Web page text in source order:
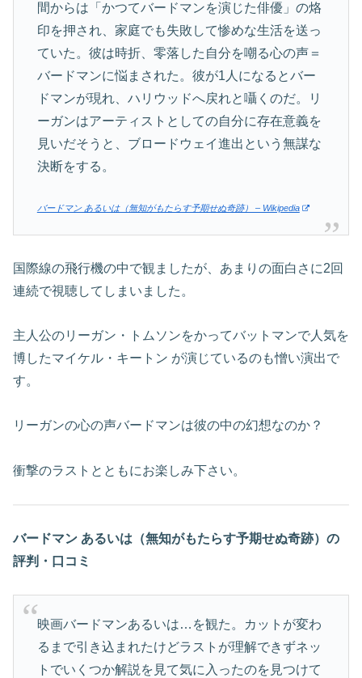
間からは「かつてバードマンを演じた俳優」の烙
印を押され、家庭でも失敗して惨めな生活を送っ
ていた。彼は時折、零落した自分を嘲る心の声＝
バードマンに悩まされた。彼が1人になるとバー
ドマンが現れ、ハリウッドへ戻れと囁くのだ。リ
ーガンはアーティストとしての自分に存在意義を
見いだそうと、ブロードウェイ進出という無謀な
決断をする。
バードマン あるいは（無知がもたらす予期せぬ奇跡） – Wikipedia
国際線の飛行機の中で観ましたが、あまりの面白さに2回
連続で視聴してしまいました。
主人公のリーガン・トムソンをかってバットマンで人気を
博したマイケル・キートン が演じているのも憎い演出で
す。
リーガンの心の声バードマンは彼の中の幻想なのか？
衝撃のラストとともにお楽しみ下さい。
バードマン あるいは（無知がもたらす予期せぬ奇跡）の
評判・口コミ
映画バードマンあるいは…を観た。カットが変わ
るまで引き込まれたけどラストが理解できずネッ
トでいくつか解説を見て気に入ったのを見つけて